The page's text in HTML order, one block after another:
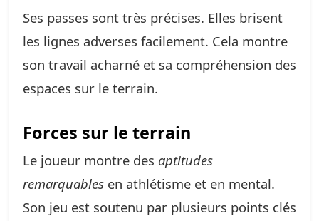
Ses passes sont très précises. Elles brisent
les lignes adverses facilement. Cela montre
son travail acharné et sa compréhension des
espaces sur le terrain.
Forces sur le terrain
Le joueur montre des aptitudes
remarquables en athlétisme et en mental.
Son jeu est soutenu par plusieurs points clés